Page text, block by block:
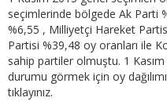
seçimlerinde bölgede Ak Parti
%6,55 , Milliyetçi Hareket
Partisi %39,48 oy oranları ile
sahip partiler olmuştu. 1
durumu görmek için oy
tıklayınız.